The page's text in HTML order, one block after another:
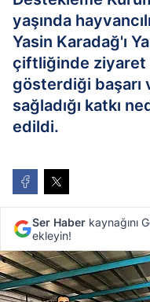
yaşında
Yasin Karadağ'ı
çiftliğinde ziyaret
gösterdiği başarı
sağladığı katkı
edildi.
Ser Haber kaynağını
ekleyin!